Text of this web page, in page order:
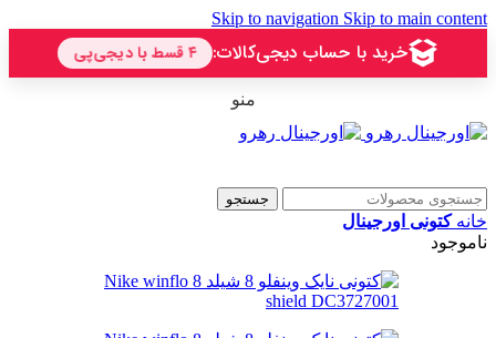
Skip to navigation Skip to main content
منو
جستجو
خانهکتونی اورجینال
ناموجود